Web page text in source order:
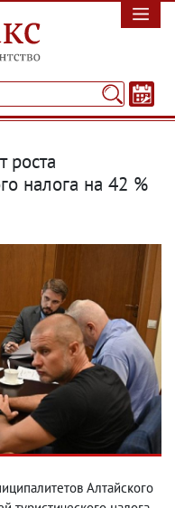
роста
налога на 42 %
Алтайского